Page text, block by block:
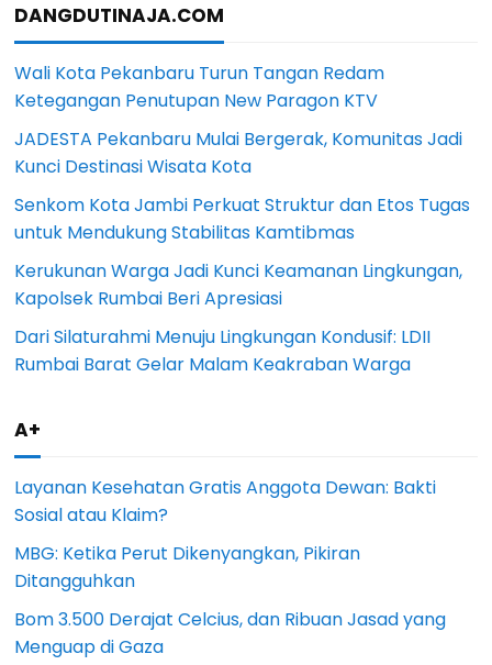
DANGDUTINAJA.COM
Wali Kota Pekanbaru Turun Tangan Redam
Ketegangan Penutupan New Paragon KTV
JADESTA Pekanbaru Mulai Bergerak, Komunitas Jadi
Kunci Destinasi Wisata Kota
Senkom Kota Jambi Perkuat Struktur dan Etos Tugas
untuk Mendukung Stabilitas Kamtibmas
Kerukunan Warga Jadi Kunci Keamanan Lingkungan,
Kapolsek Rumbai Beri Apresiasi
Dari Silaturahmi Menuju Lingkungan Kondusif: LDII
Rumbai Barat Gelar Malam Keakraban Warga
A+
Layanan Kesehatan Gratis Anggota Dewan: Bakti
Sosial atau Klaim?
MBG: Ketika Perut Dikenyangkan, Pikiran
Ditangguhkan
Bom 3.500 Derajat Celcius, dan Ribuan Jasad yang
Menguap di Gaza